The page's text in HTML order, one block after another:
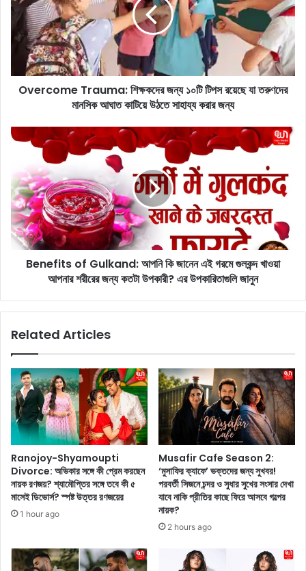
r
m
T
m
শি
ক্ষ
ক
দে
র
টি
প
য়ে
ছে
যা
ত
ণ
দে
র
মা
সি
আ
ঘা
Overcome Trauma: শিক্ষকদের জন্য ১০টি টিপস রয়েছে যা তরুণদের
মানসিক আঘাত কাটিয়ে উঠতে সাহায্য করার জন্য
B
e
f
i
t
s
a
:
আ
নি
নে
এ
ই
মে
গু
Benefits of Gulkand: আপনি কি জানেন এই গরমে গুলকন্দ খাওয়া
আপনার শরীরের জন্য কতটা উপকারী? এর উপকারিতাগুলি জানুন
Related Articles
Ranojoy-Shyamoupti
Divorce: অভিকার সঙ্গে কী প্রেম করছেন
নায়ক রণজয়? শ্যামৌপ্তির সঙ্গে তবে কী ৫
মাসেই ডিভোর্স? স্পষ্ট উত্তর রণজয়ের
1 hour ago
Musafir Cafe Season 2:
‘মুসাফির ক্যাফে’ ভক্তদের জন্য সুখবর!
পরবর্তী সিজনে চন্দর ও সুধার সুখের সংসার দেখা
যাবে নাকি প্রীতির কাছে ফিরে আসবে গল্পের
নায়ক?
2 hours ago